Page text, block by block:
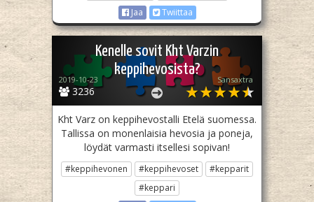
Jaa
Twiittaa
Kenelle sovit Kht Varzin
keppihevosista?
3236
2019-10-23 Sansaxtra
Kht Varz on keppihevostalli Etelä suomessa.
Tallissa on monenlaisia hevosia ja poneja,
löydät varmasti itsellesi sopivan!
#keppihevonen #keppihevoset
#kepparit
#keppari